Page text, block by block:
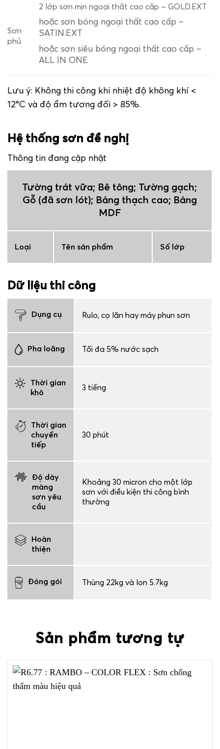
Sơn
phủ
2 lớp sơn mịn ngoại thất cao cấp – GOLD.EXT
hoặc sơn bóng ngoại thất cao cấp –
SATIN.EXT
hoặc sơn siêu bóng ngoại thất cao cấp –
ALL IN ONE
Lưu ý: Không thi công khi nhiệt độ không khí <
12°C và độ ẩm tương đối > 85%.
Hệ thống sơn đề nghị
Thông tin đang cập nhật
Tường trát vữa; Bê tông; Tường gạch;
Gỗ (đã sơn lót); Bảng thạch cao; Bảng
MDF
Loại Tên sản phẩm Số lớp
Dữ liệu thi công
Dụng cụ Rulo, cọ lăn hay máy phun sơn
Pha loãng Tối đa 5% nước sạch
Thời gian
khô
3 tiếng
Thời gian
chuyển
tiếp
30 phút
Độ dày
màng
sơn yêu
cầu
Khoảng 30 micron cho một lớp
sơn với điều kiện thi công bình
thường
Hoàn
thiện
Đóng gói Thùng 22kg và lon 5.7kg
Sản phẩm tương tự